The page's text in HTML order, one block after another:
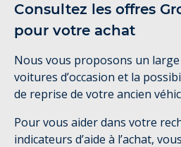
Consultez les offres
pour votre achat
Nous vous proposons un large
voitures d’occasion et la
de reprise de votre ancien
Pour vous aider dans votre
indicateurs d’aide à l’achat,